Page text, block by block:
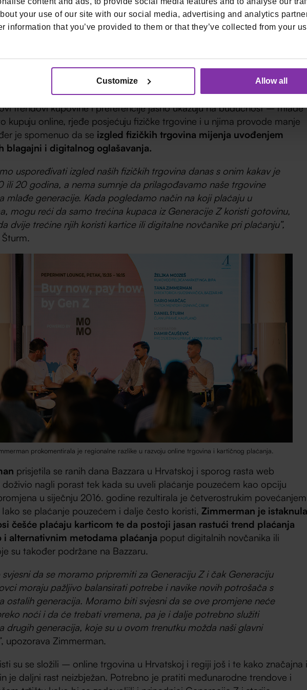
your use of our site with our social media, advertising and analytics
information that you’ve provided to them or that they’ve collected from your
Customize Allow all
iako nemaju vlastiti novac, razgovaraju s roditeljima o svojim
potičući ih na kupnju. To znači da se moramo prilagoditi
Kao primjer mogu navesti da su proizvodi iz linije šminke Rihanne,
ih uveli, doslovno nestajali s polica”, ističe Mojzeš.
je istaknuo da, iako samo 20% pripadnika Generacije Z upravlja kućnim
trendovi kupovine i preferencije jasno ukazuju na budućnost – mlađe
kupuju online, rjeđe posjećuju fizičke trgovine i u njima provode manje
je spomenuo da se izgled fizičkih trgovina mijenja uvođenjem
blagajni i digitalnog oglašavanja.
uspoređivati izgled naših fizičkih trgovina danas s onim kakav je
ili 20 godina, a nema sumnje da prilagođavamo naše trgovine
mlađe generacije. Kada pogledamo način na koji plaćaju u
mogu reći da samo trećina kupaca iz Generacije Z koristi gotovinu,
dvije trećine njih koristi kartice ili digitalne novčanike pri plaćanju”,
prokomentirala je regionalne razlike u razvoju online trgovina i kartičnog plaćanja.
prisjetila se ranih dana Bazzara u Hrvatskoj i sporog rasta web
nagli porast tek kada su uveli plaćanje pouzećem kao opciju
u siječnju 2016. godine rezultirala je četverostrukim povećanjem
se plaćanje pouzećem i dalje često koristi,Zimmerman je istaknula
češće plaćaju karticom te da postoji jasan rastući trend plaćanja
i alternativnim metodama plaćanja poput digitalnih novčanika ili
su također podržane na Bazzaru.
svjesni da se moramo pripremiti za Generaciju Z i čak Generaciju
moraju pažljivo balansirati potrebe i navike novih potrošača s
ostalih generacija. Moramo biti svjesni da se ove promjene neće
noći i da će trebati vremena, pa je i dalje potrebno služiti
drugih generacija, koje su u ovom trenutku možda naši glavni
, upozorava Zimmerman.
su se složili – online trgovina u Hrvatskoj i regiji još i te kako značajna i
je daljni rast neizbježan. Potrebno je pratiti međunarodne trendove i